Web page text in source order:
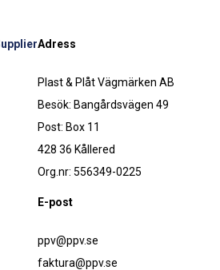
Adress
Plast & Plåt Vägmärken AB
Besök: Bangårdsvägen 49
Post: Box 11
428 36 Kållered
Org.nr: 556349-0225
E-post
ppv@ppv.se
faktura@ppv.se